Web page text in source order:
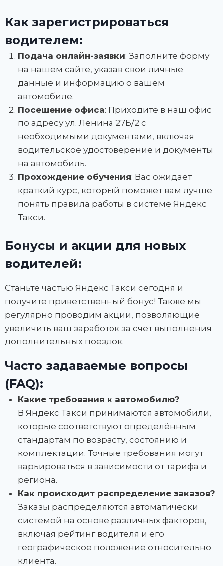
Как зарегистрироваться
водителем:
Подача онлайн-заявки: Заполните форму
на нашем сайте, указав свои личные
данные и информацию о вашем
автомобиле.
Посещение офиса: Приходите в наш офис
по адресу ул. Ленина 27Б/2 с
необходимыми документами, включая
водительское удостоверение и документы
на автомобиль.
Прохождение обучения: Вас ожидает
краткий курс, который поможет вам лучше
понять правила работы в системе Яндекс
Такси.
Бонусы и акции для новых
водителей:
Станьте частью Яндекс Такси сегодня и
получите приветственный бонус! Также мы
регулярно проводим акции, позволяющие
увеличить ваш заработок за счет выполнения
дополнительных поездок.
Часто задаваемые вопросы
(FAQ):
Какие требования к автомобилю?
В Яндекс Такси принимаются автомобили,
которые соответствуют определённым
стандартам по возрасту, состоянию и
комплектации. Точные требования могут
варьироваться в зависимости от тарифа и
региона.
Как происходит распределение заказов?
Заказы распределяются автоматически
системой на основе различных факторов,
включая рейтинг водителя и его
географическое положение относительно
клиента.